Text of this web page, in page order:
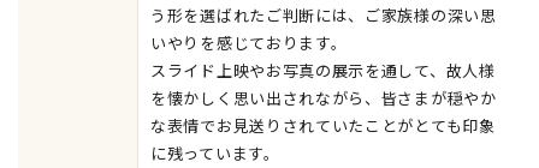
う形を選ばれたご判断には、ご家族様の深い思
いやりを感じております。
スライド上映やお写真の展示を通して、故人様
を懐かしく思い出されながら、皆さまが穏やか
な表情でお見送りされていたことがとても印象
に残っています。